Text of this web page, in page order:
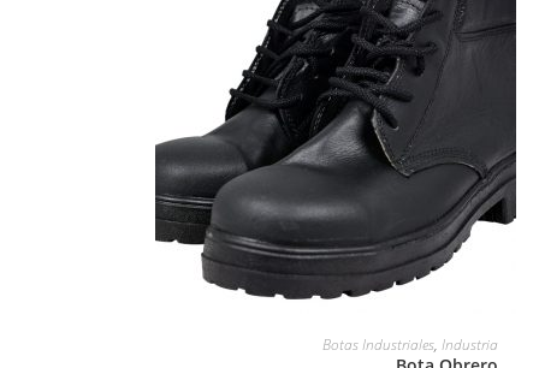
Botas Industriales,Industria